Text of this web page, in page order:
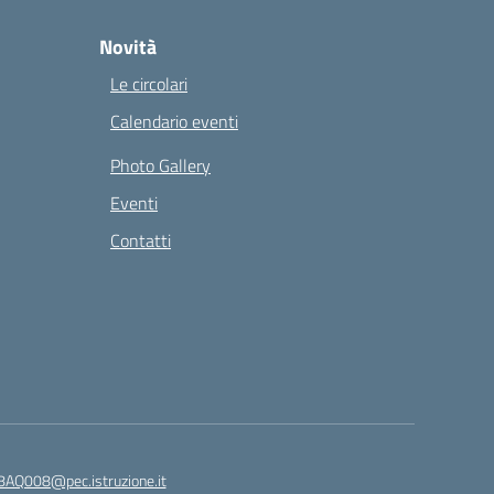
Novità
Le circolari
Calendario eventi
Photo Gallery
Eventi
Contatti